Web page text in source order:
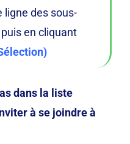
ligne des sous-
en cliquant
dans la liste
à se joindre à